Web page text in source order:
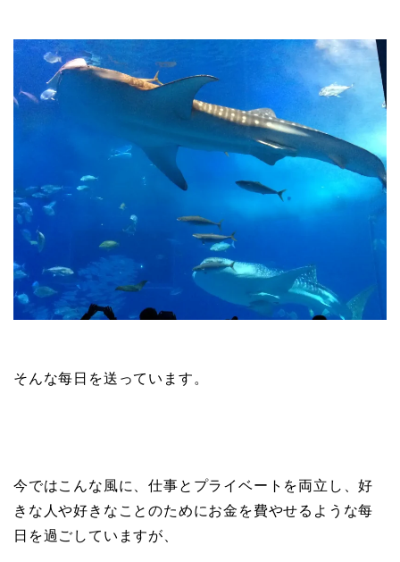
そんな每日を送っています。
今ではこんな風に、仕事とプライベートを両立し、好
きな人や好きなことのためにお金を費やせるような每
日を過ごしていますが、